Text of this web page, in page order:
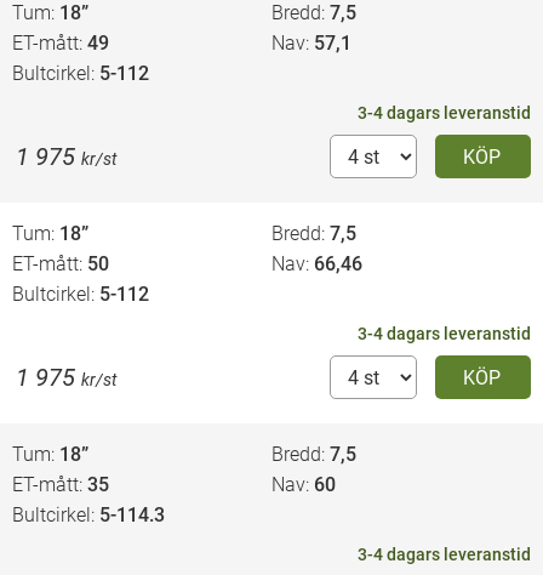
Tum 18” Bredd 7,5
ET-mått 49 Nav 57,1
Bultcirkel 5-112
3-4 dagars leveranstid
KÖP
1 975 kr/st
Tum 18” Bredd 7,5
ET-mått 50 Nav 66,46
Bultcirkel 5-112
3-4 dagars leveranstid
KÖP
1 975 kr/st
Tum 18” Bredd 7,5
ET-mått 35 Nav 60
Bultcirkel 5-114.3
3-4 dagars leveranstid